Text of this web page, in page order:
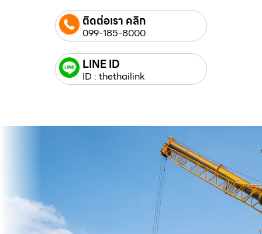
ติดต่อเรา คลิก
099-185-8000
LINE ID
ID : thethailink